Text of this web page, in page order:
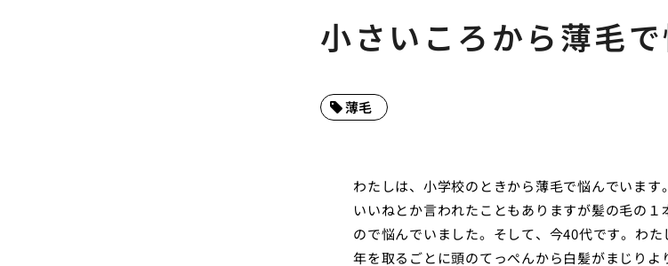
小さいころから薄毛
薄毛
わたしは、小学校のときから薄毛で悩んでいま
いいねとか言われたこともありますが髪の毛の
ので悩んでいました。そして、今40代です。わた
年を取るごとに頭のてっぺんから白髪がまじりよ